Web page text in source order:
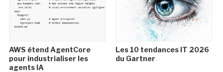
AWS étend AgentCore
pour industrialiser les
agents IA
Les 10 tendances IT 2026
du Gartner